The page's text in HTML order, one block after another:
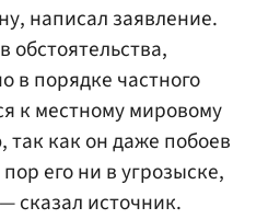
написал заявление.
в порядке частного
к местному мировому
так как он даже побоев
его ни в угрозыске,
сказал источник.